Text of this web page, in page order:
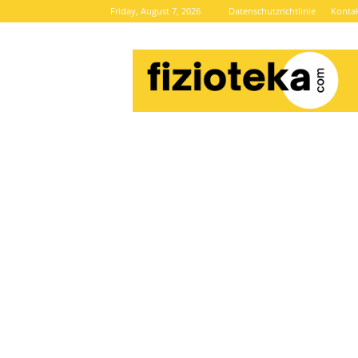
Friday, August 7, 2026 Datenschutzrichtlinie
Brze
vijesti